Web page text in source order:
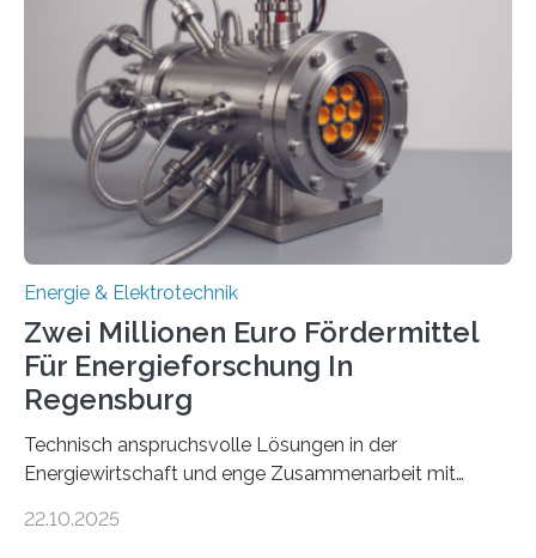
neuen Bericht für die Praxis eingeordnet – inklusive der
Rolle von flexiblen Netzanschlussvereinbarungen. Der
Netzanschluss von Erneuerbare-Energien-Anlagen
(EE-Anlagen) ist entscheidend für die Energiewende.
Denn ohne Anschluss an das Netz kann kein Strom
eingespeist werden. Nach dem Erneuerbare-Energien-
Gesetz (EEG) sind Netzbetreiber…
Energie & Elektrotechnik
Zwei Millionen Euro Fördermittel
Für Energieforschung In
Regensburg
Technisch anspruchsvolle Lösungen in der
Energiewirtschaft und enge Zusammenarbeit mit
neuen EU-geförderten Transfer-Projekte zu
22.10.2025